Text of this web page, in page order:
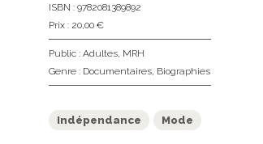
ISBN : 9782081389892
Prix : 20,00 €
Public : Adultes MRH
Genre : Documentaires Biographies
Indépendance Mode